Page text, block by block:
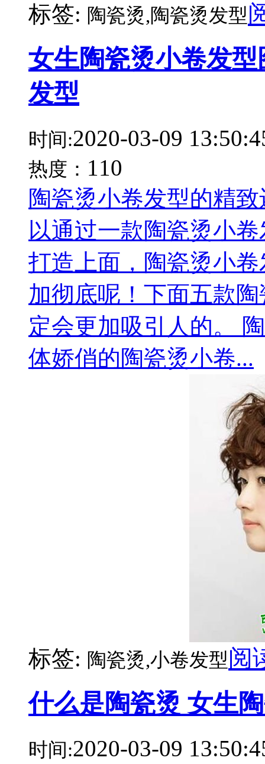
标签: 陶瓷烫,陶瓷烫发型
女生陶瓷烫小卷发
发型
时间:2020-03-09
热度： 110
陶瓷烫小卷发型的精
以通过一款陶瓷烫小
打造上面，陶瓷烫小
加彻底呢！下面五款
定会更加吸引人的。
体娇俏的陶瓷烫小卷...
标签: 陶瓷烫,小卷发型阅
什么是陶瓷烫 女生
时间:2020-03-09